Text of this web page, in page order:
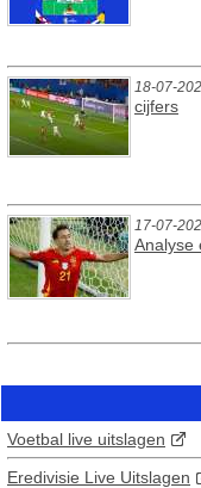
18-07-
cijfers
17-07-
Analyse
Voetbal live uitslagen
Eredivisie Live Uitslagen